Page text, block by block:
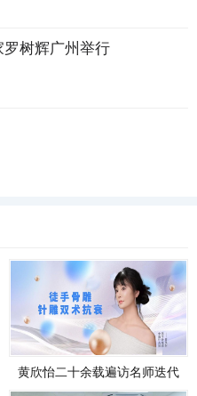
树辉广州举行
黄欣怡二十余载遍访名师迭代
技艺，创立骨皮